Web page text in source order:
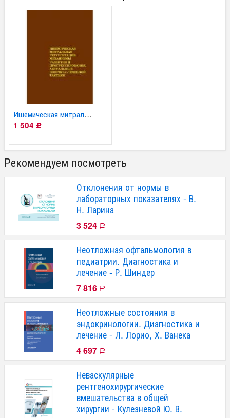
Ишемическая митральная...
1 504 Р
Рекомендуем посмотреть
Отклонения от нормы в
лабораторных показателях - В.
Н. Ларина
3 524 Р
Неотложная офтальмология в
педиатрии. Диагностика и
лечение - Р. Шиндер
7 816 Р
Неотложные состояния в
эндокринологии. Диагностика и
лечение - Л. Лорио, Х. Ванека
4 697 Р
Неваскулярные
рентгенохирургические
вмешательства в общей
хирургии - Кулезневой Ю. В.